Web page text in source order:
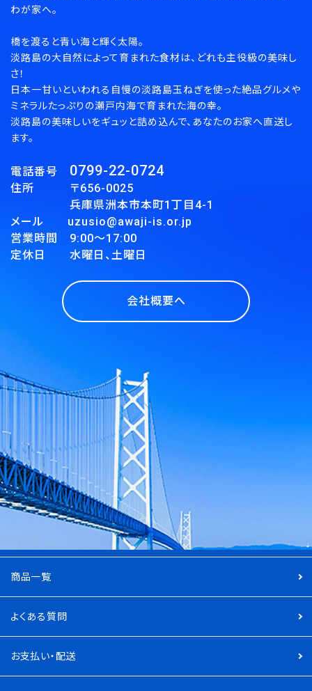
わが家へ。
橋を渡ると青い海と輝く太陽。
淡路島の大自然によって育まれた食材は、どれも主役級の美味し
さ！
日本一甘いといわれる自慢の淡路島玉ねぎを使った絶品グルメや
ミネラルたっぷりの瀬戸内海で育まれた海の幸。
淡路島の美味しいをギュッと詰め込んで、あなたのお家へ直送し
ます。
電話番号 0799-22-0724
住所 〒656-0025
兵庫県洲本市本町1丁目4-1
メール uzusio@awaji-is.or.jp
営業時間 9:00～17:00
定休日 水曜日、土曜日
会社概要へ
商品一覧
よくある質問
お支払い・配送